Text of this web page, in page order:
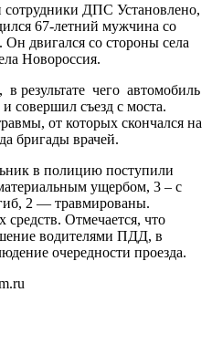
ДПС Установлено,
67-летний мужчина со
двигался со стороны села
Новороссия.
результате чего автомобиль
совершил съезд с моста.
от которых скончался на
бригады врачей.
в полицию поступили
ущербом, 3 – с
2 — травмированы.
Отмечается, что
водителями ПДД, в
очередности проезда.